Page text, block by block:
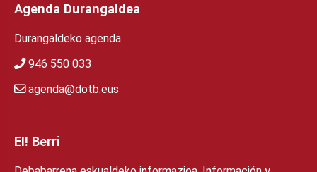
Agenda Durangaldea
Durangaldeko agenda
946 550 033
agenda@dotb.eus
EI! Berri